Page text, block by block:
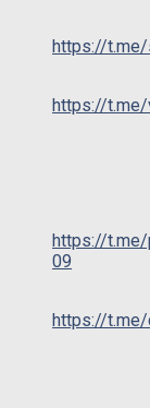
https://t.me/
https://
https://
09
https://t.me/